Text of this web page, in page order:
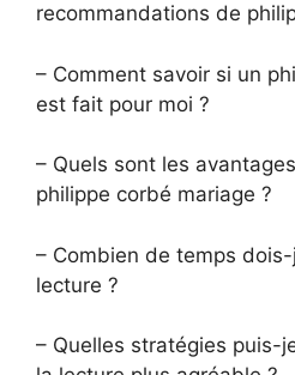
recommandations de
– Comment savoir si un
est fait pour moi ?
– Quels sont les
philippe corbé mariage ?
– Combien de temps
lecture ?
– Quelles stratégies puis-